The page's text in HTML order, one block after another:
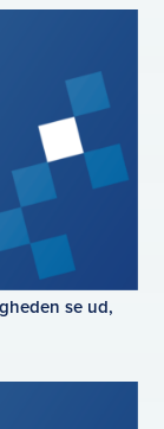
se ud,